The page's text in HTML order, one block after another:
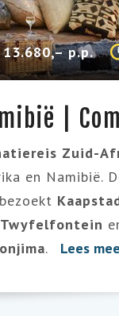
p.p.
|
Zuid-
en Namibië.
Twyfelfontein
. Lees